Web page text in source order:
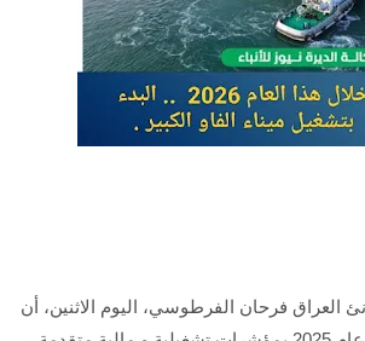
العراق فرحان الفرطوسي، اليوم الاثنين، أن